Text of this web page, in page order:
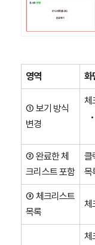
영역 화
① 보기 방식
변경
체
② 완료한 체
크리스트 포함
클
목
③ 체크리스트
목록
체
체